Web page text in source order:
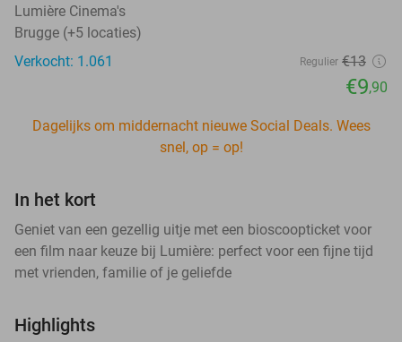
Lumière Cinema's
Brugge (+5 locaties)
Verkocht: 1.061
Regulier €13
€9,90
Dagelijks om middernacht nieuwe Social Deals. Wees
snel, op = op!
In het kort
Geniet van een gezellig uitje met een bioscoopticket voor
een film naar keuze bij Lumière: perfect voor een fijne tijd
met vrienden, familie of je geliefde
Highlights